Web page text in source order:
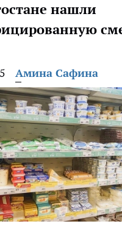
нашли
Амина Сафина